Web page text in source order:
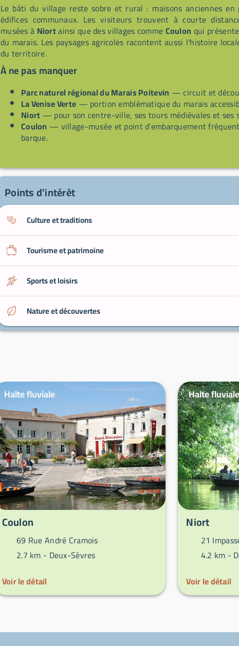
Le bâti du village reste sobre et rural : maisons anciennes
édifices communaux. Les visiteurs trouvent à courte
musées à Niortainsi que des villages commeCoulon qui
du marais. Les paysages agricoles racontent aussi l'histoire
du territoire.
À ne pas manquer
Parc naturel régional du Marais Poitevin — circuit et
La Venise Verte — portion emblématique du marais
Niort — pour son centre-ville, ses tours médiévales et ses
Coulon — village-musée et point d'embarquement
barque.
Points d'intérêt
Culture et traditions
Tourisme et patrimoine
Sports et loisirs
Nature et découvertes
Halte fluviale
Coulon
69 Rue André Cramois
2.7 km - Deux-Sèvres
Voir le détail
Halte
Niort
21
4.2 km -
Voir le détail